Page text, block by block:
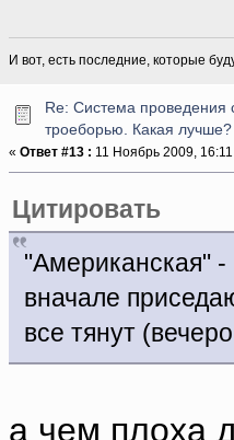
И вот, есть последние, которые
Re: Система проведения
троеборью. Какая лучше?
« Ответ #13 : 11 Ноябрь 2009,
Цитировать
"Американская" -
вначале
все тянут
а чем плоха